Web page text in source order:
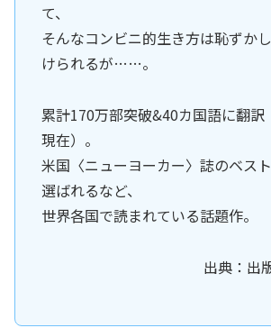
て、
そんなコンビニ的生き方は恥ずか
けられるが……。
累計170万部突破&40カ国語に翻訳
現在）。
米国〈ニューヨーカー〉誌のベス
選ばれるなど、
世界各国で読まれている話題作。
出典：出